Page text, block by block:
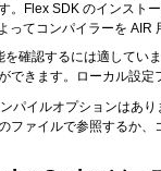
。Flex SDK のインスト
ってコンパイラーを
確認するには適してい
できます。ローカル設
パイルオプションはあ
ファイルで参照するか、